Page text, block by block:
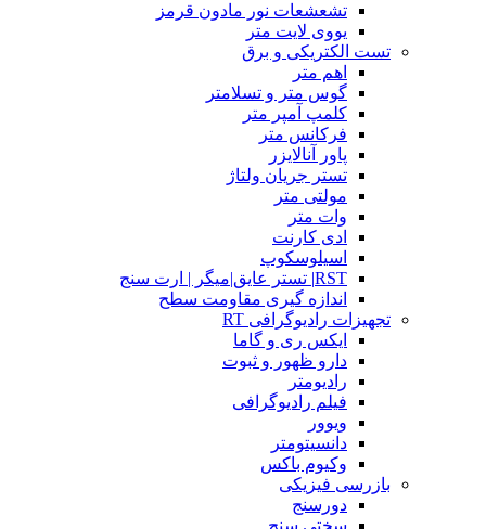
تشعشعات نور مادون قرمز
یووی لایت متر
تست الکتریکی و برق
اهم متر
گوس متر و تسلامتر
کلمپ آمپر متر
فرکانس متر
پاور آنالایزر
تستر جریان ولتاژ
مولتی متر
وات متر
ادی کارنت
اسیلوسکوپ
RST| تستر عایق|میگر | ارت سنج
اندازه گیری مقاومت سطح
تجهیزات رادیوگرافی RT
ایکس ری و گاما
دارو ظهور و ثبوت
رادیومتر
فیلم رادیوگرافی
ویوور
دانسیتومتر
وکیوم باکس
بازرسی فیزیکی
دورسنج
سختی سنج